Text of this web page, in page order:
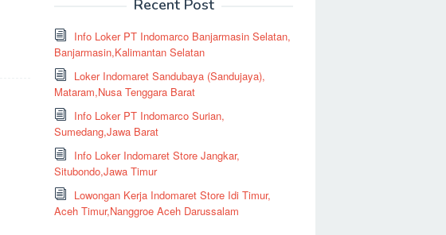
Recent Post
Info Loker PT Indomarco Banjarmasin Selatan,
Banjarmasin,Kalimantan Selatan
Loker Indomaret Sandubaya (Sandujaya),
Mataram,Nusa Tenggara Barat
Info Loker PT Indomarco Surian,
Sumedang,Jawa Barat
Info Loker Indomaret Store Jangkar,
Situbondo,Jawa Timur
Lowongan Kerja Indomaret Store Idi Timur,
Aceh Timur,Nanggroe Aceh Darussalam